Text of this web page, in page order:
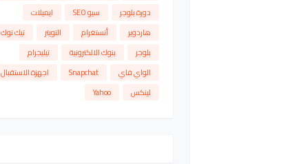
دورة بلوجر
سيو SEO
ايميلات
هاردوير
أنستغرام التويتر
تيك توك
بلوجر
بنوك الالكترونية
تيليجرام
الواي فاي
Snapchat
اجهزة الاستقبال
لينكس
Yahoo